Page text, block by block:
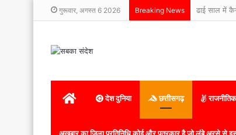
गुरूवार, अगस्त 6 2026 Breaking News ढाई साल में
होम देश दुनिया छत्तीसगढ़ राजनीतिक